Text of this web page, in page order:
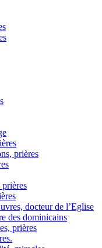
prières
docteur de l’Eglise
des dominicains
prières